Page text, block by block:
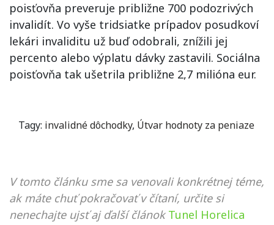
poisťovňa preveruje približne 700 podozrivých
invalidít. Vo vyše tridsiatke prípadov posudkoví
lekári invaliditu už buď odobrali, znížili jej
percento alebo výplatu dávky zastavili. Sociálna
poisťovňa tak ušetrila približne 2,7 milióna eur.
Tagy: invalidné dôchodky, Útvar hodnoty za peniaze
V tomto článku sme sa venovali konkrétnej téme,
ak máte chuť pokračovať v čítaní, určite si
nenechajte ujsť aj ďalší článok Tunel Horelica